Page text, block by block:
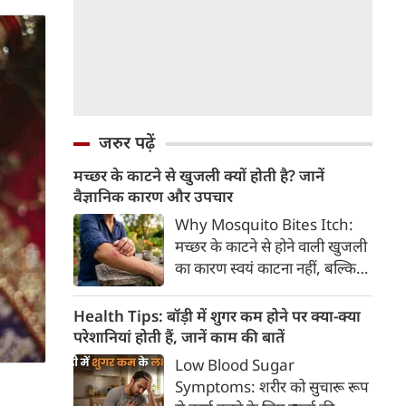
जरुर पढ़ें
मच्छर के काटने से खुजली क्यों होती है? जानें
वैज्ञानिक कारण और उपचार
Why Mosquito Bites Itch:
मच्छर के काटने से होने वाली खुजली
का कारण स्वयं काटना नहीं, बल्कि
प्रतिरक्षा प्रतिक्रिया है। हिस्टामिन के
निकलने से त्वचा पर लालिमा, सूजन
और खुजली होती है। यहां जानिए
मच्छर के काटने से खुजली क्यों होती
है, इसके पीछे का वैज्ञानिक कारण
Health Tips: बॉड़ी में शुगर कम होने पर क्या-क्या
परेशानियां होती हैं, जानें काम की बातें
Low Blood Sugar
Symptoms: शरीर को सुचारू रूप